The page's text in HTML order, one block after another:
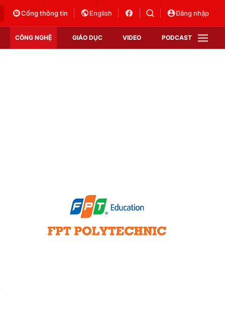
Cổng thông tin English Đăng nhập
CÔNG NGHỆ GIÁO DỤC VIDEO PODCAST
Giao lưu trực tuyến